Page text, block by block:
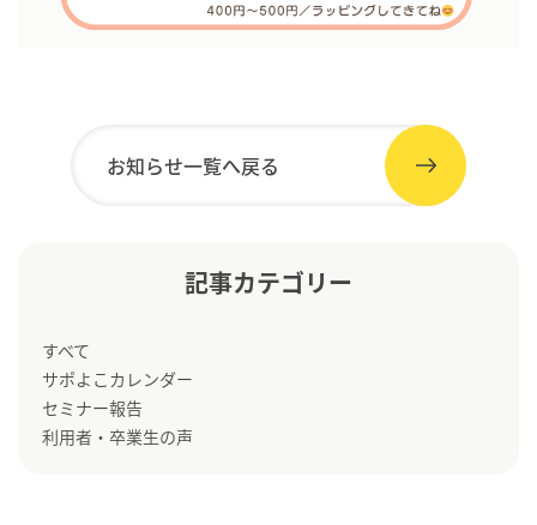
お知らせ一覧へ戻る
記事カテゴリー
すべて
サポよこカレンダー
セミナー報告
利用者・卒業生の声